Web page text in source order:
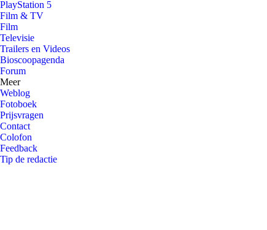
PlayStation 5
Film & TV
Film
Televisie
Trailers en Videos
Bioscoopagenda
Forum
Meer
Weblog
Fotoboek
Prijsvragen
Contact
Colofon
Feedback
Tip de redactie